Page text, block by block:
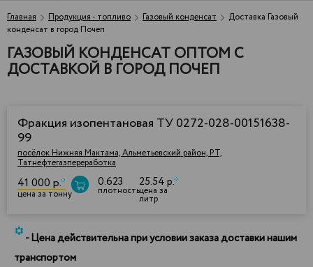
Главная
Продукция - топливо Газовый конденсат
Доставка Газовый
конденсат в город Почеп
ГАЗОВЫЙ КОНДЕНСАТ ОПТОМ С
ДОСТАВКОЙ В ГОРОД ПОЧЕП
Фракция изопентановая ТУ 0272-028-00151638-
99
посёлок Нижняя Мактама, Альметьевский район, РТ,
Татнефтегазпереработка
41 000 р.*
цена за тонну
0.623
плотность
25.54 р.*
цена за
литр
*- Цена действительна при условии заказа доставки нашим
транспортом